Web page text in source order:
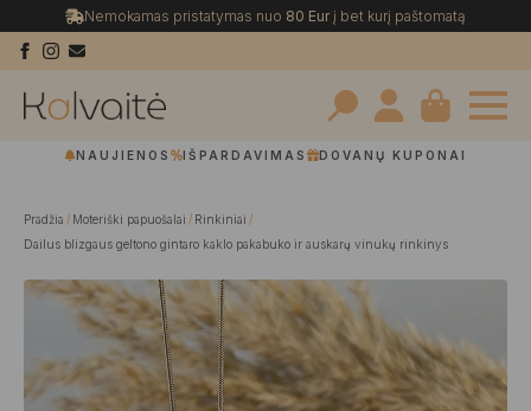
Nemokamas pristatymas nuo 80 Eurį bet kurį paštomatą
Search
NAUJIENOS IŠPARDAVIMAS DOVANŲ KUPONAI
Pradžia Moteriški papuošalai
Rinkiniai
Dailus blizgaus geltono gintaro kaklo pakabuko ir auskarų vinukų rinkinys